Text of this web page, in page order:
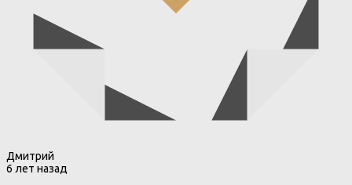
Дмитрий
6 лет назад